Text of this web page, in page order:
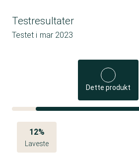
Testresultater
Testet i mar 2023
Dette produkt
12%
Laveste